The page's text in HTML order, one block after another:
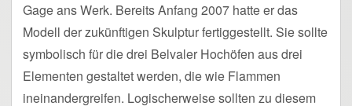
Gage ans Werk. Bereits Anfang 2007 hatte er das
Modell der zukünftigen Skulptur fertiggestellt. Sie sollte
symbolisch für die drei Belvaler Hochöfen aus drei
Elementen gestaltet werden, die wie Flammen
ineinandergreifen. Logischerweise sollten zu diesem